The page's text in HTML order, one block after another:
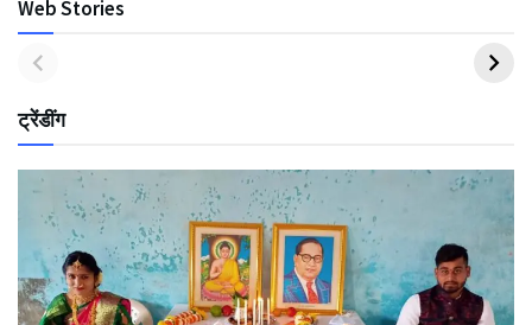
Web Stories
ट्रेंडींग